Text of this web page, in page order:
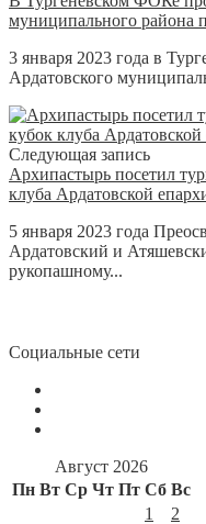
муниципального района
3 января 2023 года в
Ардатовского
Следующая запись
Архипастырь посетил
клуба Ардатовской
5 января 2023 года
Ардатовский и
рукопашному...
Социальные сети
Август 2026
Пн Вт Ср Чт Пт Сб Вс
1
2